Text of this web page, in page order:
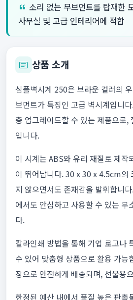
소리 없는 무브먼트를 탑재한
사무실 및 고급 인테리어에 적합
상품 소개
심플벽시계 250은 브라운 컬러의
브먼트가 특징인 고급 벽시계입니
층 업그레이드할 수 있는 제품으로,
입니다.
이 시계는 ABS와 유리 재질로 제작
이 뛰어납니다. 30 x 30 x 4.5cm의
지 않으면서도 존재감을 발휘합니
에서도 안심하고 사용할 수 있는 무
다.
칼라인쇄 방법을 통해 기업 로고나
수 있어 맞춤형 상품으로 활용 가능
장으로 안전하게 배송되며, 선물용
한정된 예산 내에서 품질 높은 판촉